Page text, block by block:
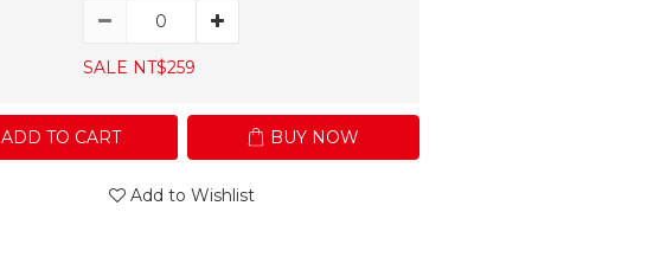
SALE NT$259
ADD TO CART BUY NOW
Add to Wishlist